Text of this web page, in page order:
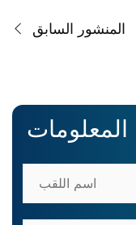
المنشور السابق